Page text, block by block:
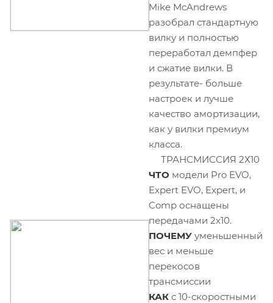
Mike McAndrews
разобрал стандартную
вилку и полностью
переработал демпфер
и сжатие вилки. В
результате- больше
настроек и лучше
качество амортизации,
как у вилки премиум
класса.
ТРАНСМИССИЯ 2Х10
ЧТО модели Pro EVO,
Expert EVO, Expert, и
Comp оснащены
передачами 2x10.
ПОЧЕМУ уменьшенный
вес и меньше
перекосов
трансмиссии
КАК с 10-скоростными